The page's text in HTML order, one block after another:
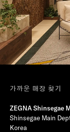
가까운 매장 찾기
ZEGNA Shinsegae
Shinsegae Main
Korea